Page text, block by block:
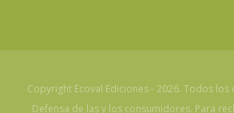
Copyright Ecoval Ediciones - 2026. Todos
Defensa de las y los consumidores. Para